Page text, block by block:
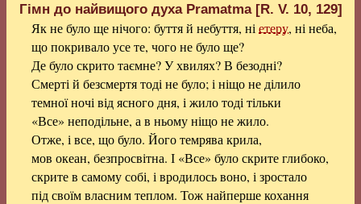
Гімн до найвищого духа Pramatma [R. V. 10, 129]
Як не було ще нічого: буття й небуття, ні етеру, ні неба,
що покривало усе те, чого не було ще?
Де було скрито таємне? У хвилях? В безодні?
Смерті й безсмертя тоді не було; і ніщо не ділило
темної ночі від ясного дня, і жило тоді тільки
«Все» неподільне, а в ньому ніщо не жило.
Отже, і все, що було. Його темрява крила,
мов океан, безпросвітна. І «Все» було скрите глибоко,
скрите в самому собі, і вродилось воно, і зростало
під своїм власним теплом. Тож найперше кохання